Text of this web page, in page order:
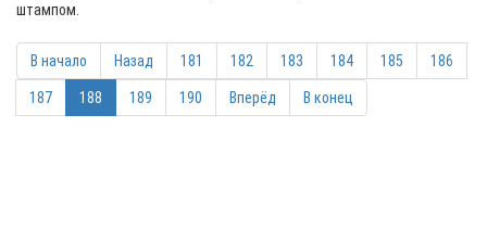
штампом.
В начало Назад 181 182 183 184 185 186
187 188 189 190 Вперёд В конец